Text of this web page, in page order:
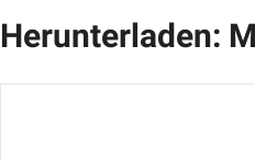
Herunterladen: